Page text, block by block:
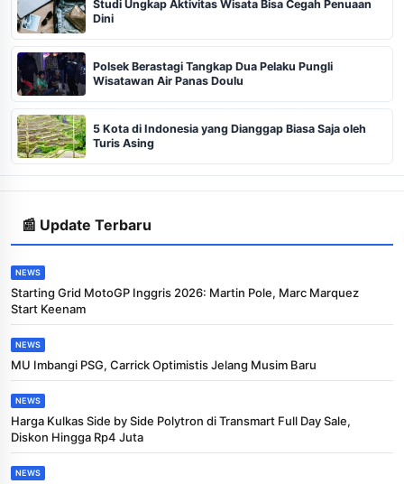
Studi Ungkap Aktivitas Wisata Bisa Cegah Penuaan
Dini
Polsek Berastagi Tangkap Dua Pelaku Pungli
Wisatawan Air Panas Doulu
5 Kota di Indonesia yang Dianggap Biasa Saja oleh
Turis Asing
📰 Update Terbaru
NEWS
Starting Grid MotoGP Inggris 2026: Martin Pole, Marc Marquez
Start Keenam
NEWS
MU Imbangi PSG, Carrick Optimistis Jelang Musim Baru
NEWS
Harga Kulkas Side by Side Polytron di Transmart Full Day Sale,
Diskon Hingga Rp4 Juta
NEWS